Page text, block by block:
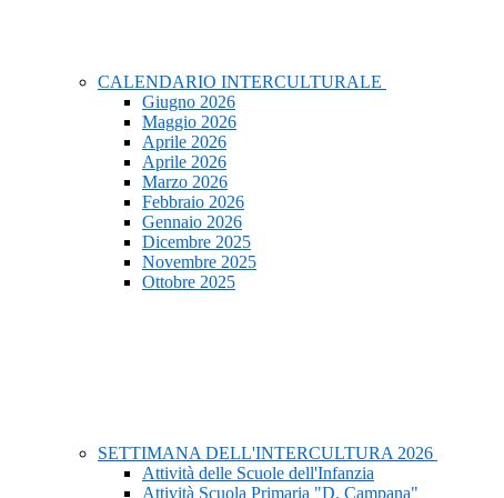
CALENDARIO INTERCULTURALE
Giugno 2026
Maggio 2026
Aprile 2026
Aprile 2026
Marzo 2026
Febbraio 2026
Gennaio 2026
Dicembre 2025
Novembre 2025
Ottobre 2025
SETTIMANA DELL'INTERCULTURA 2026
Attività delle Scuole dell'Infanzia
Attività Scuola Primaria "D. Campana"